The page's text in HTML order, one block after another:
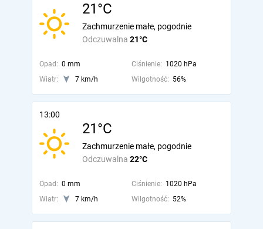
21°C
Odczuwalna 21°C
Zachmurzenie małe, pogodnie
Opad: 0 mm Ciśnienie: 1020 hPa
Wiatr:
7 km/h Wilgotność: 56%
13:00
21°C
Odczuwalna 22°C
Zachmurzenie małe, pogodnie
Opad: 0 mm Ciśnienie: 1020 hPa
Wiatr:
7 km/h Wilgotność: 52%